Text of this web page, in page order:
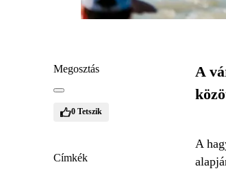
Megosztás
0 Tetszik
Címkék
A
A